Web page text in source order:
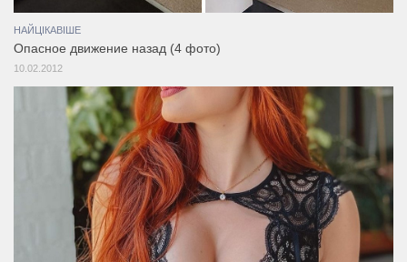
НАЙЦІКАВІШЕ
Опасное движение назад (4 фото)
10.02.2012